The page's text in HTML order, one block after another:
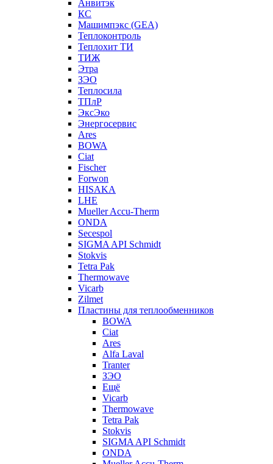
Анвитэк
КС
Машимпэкс (GEA)
Теплоконтроль
Теплохит ТИ
ТИЖ
Этра
ЗЭО
Теплосила
ТПлР
ЭксЭко
Энергосервис
Ares
BOWA
Ciat
Fischer
Forwon
HISAKA
LHE
Mueller Accu-Therm
ONDA
Secespol
SIGMA API Schmidt
Stokvis
Tetra Pak
Thermowave
Vicarb
Zilmet
Пластины для теплообменников
BOWA
Ciat
Ares
Alfa Laval
Tranter
ЗЭО
Ещё
Vicarb
Thermowave
Tetra Pak
Stokvis
SIGMA API Schmidt
ONDA